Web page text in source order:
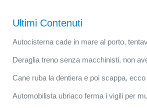
Ultimi Contenuti
Autocisterna cade in mare al porto,
Deraglia treno senza macchinisti, non
Cane ruba la dentiera e poi scappa,
Automobilista ubriaco ferma i vigili per